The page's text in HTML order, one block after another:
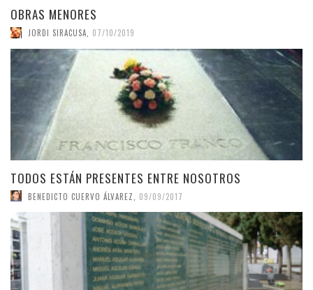
OBRAS MENORES
JORDI SIRACUSA 07/10/2019
TODOS ESTÁN PRESENTES ENTRE NOSOTROS
BENEDICTO CUERVO ÁLVAREZ 09/09/2017